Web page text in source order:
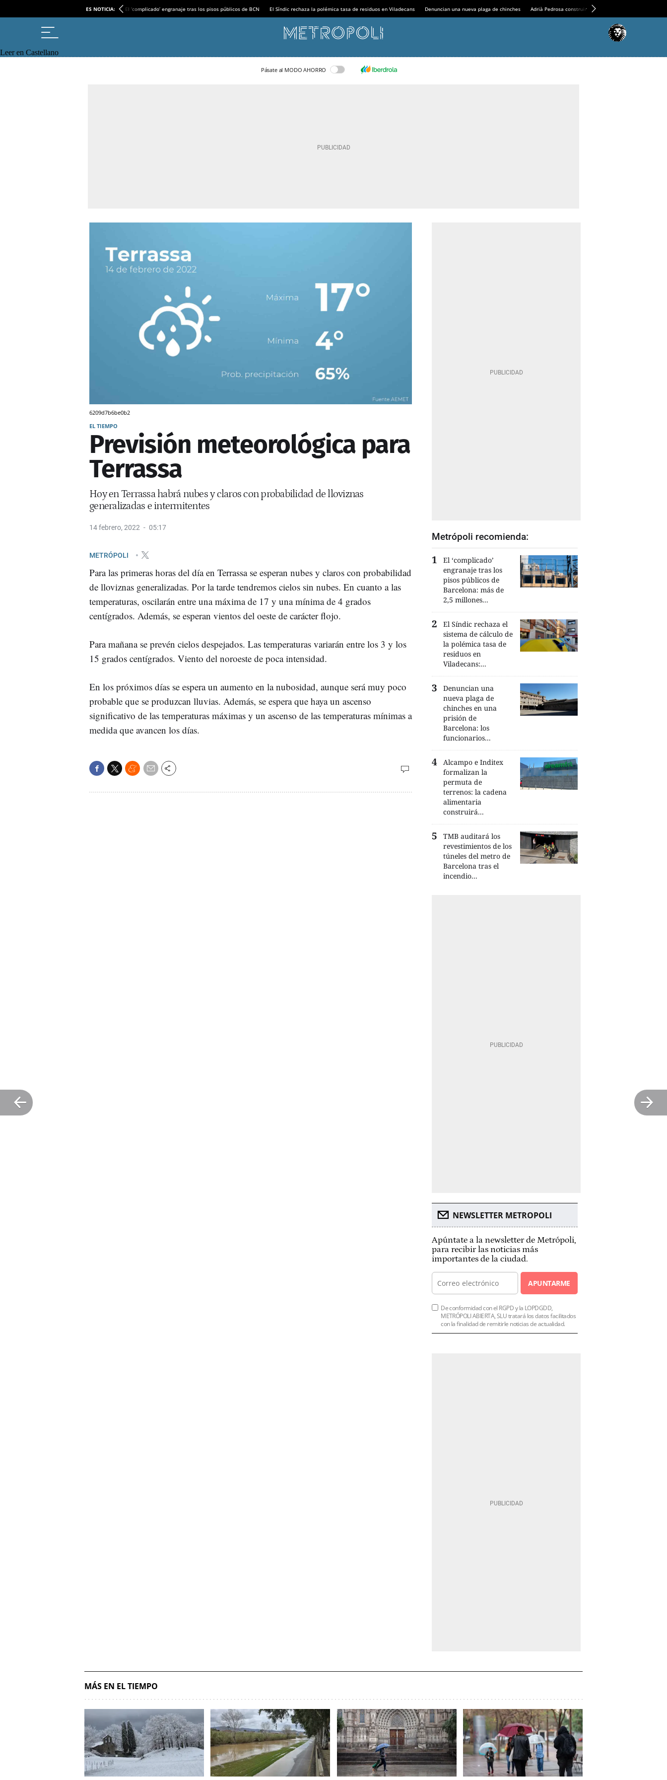
ES NOTICIA: El ‘complicado’ engranaje tras los pisos públicos de BCN El Síndic rechaza la polémica tasa de residuos en Viladecans Denuncian una nueva plaga de chinches Adrià Pedrosa construirá la nueva residencia en el
Leer en Castellano
Pásate al MODO AHORRO
6209d7b6be0b2
EL TIEMPO
Previsión meteorológica para
Terrassa
Hoy en Terrassa habrá nubes y claros con probabilidad de lloviznas
generalizadas e intermitentes
14 febrero, 2022 05:17
METRÓPOLI
Para las primeras horas del día en Terrassa se esperan nubes y claros con probabilidad
de lloviznas generalizadas. Por la tarde tendremos cielos sin nubes. En cuanto a las
temperaturas, oscilarán entre una máxima de 17 y una mínima de 4 grados
centígrados. Además, se esperan vientos del oeste de carácter flojo.
Para mañana se prevén cielos despejados. Las temperaturas variarán entre los 3 y los
15 grados centígrados. Viento del noroeste de poca intensidad.
En los próximos días se espera un aumento en la nubosidad, aunque será muy poco
probable que se produzcan lluvias. Además, se espera que haya un ascenso
significativo de las temperaturas máximas y un ascenso de las temperaturas mínimas a
medida que avancen los días.
Metrópoli recomienda:
El ‘complicado’
engranaje tras los
pisos públicos de
Barcelona: más de
2,5 millones...
El Síndic rechaza el
sistema de cálculo de
la polémica tasa de
residuos en
Viladecans:...
Denuncian una
nueva plaga de
chinches en una
prisión de
Barcelona: los
funcionarios...
Alcampo e Inditex
formalizan la
permuta de
terrenos: la cadena
alimentaria
construirá...
TMB auditará los
revestimientos de los
túneles del metro de
Barcelona tras el
incendio...
NEWSLETTER METROPOLI
Apúntate a la newsletter de Metrópoli,
para recibir las noticias más
importantes de la ciudad.
APUNTARME
De conformidad con el RGPD y la LOPDGDD,
METRÓPOLI ABIERTA, SLU tratará los datos facilitados
con la finalidad de remitirle noticias de actualidad.
MÁS EN EL TIEMPO